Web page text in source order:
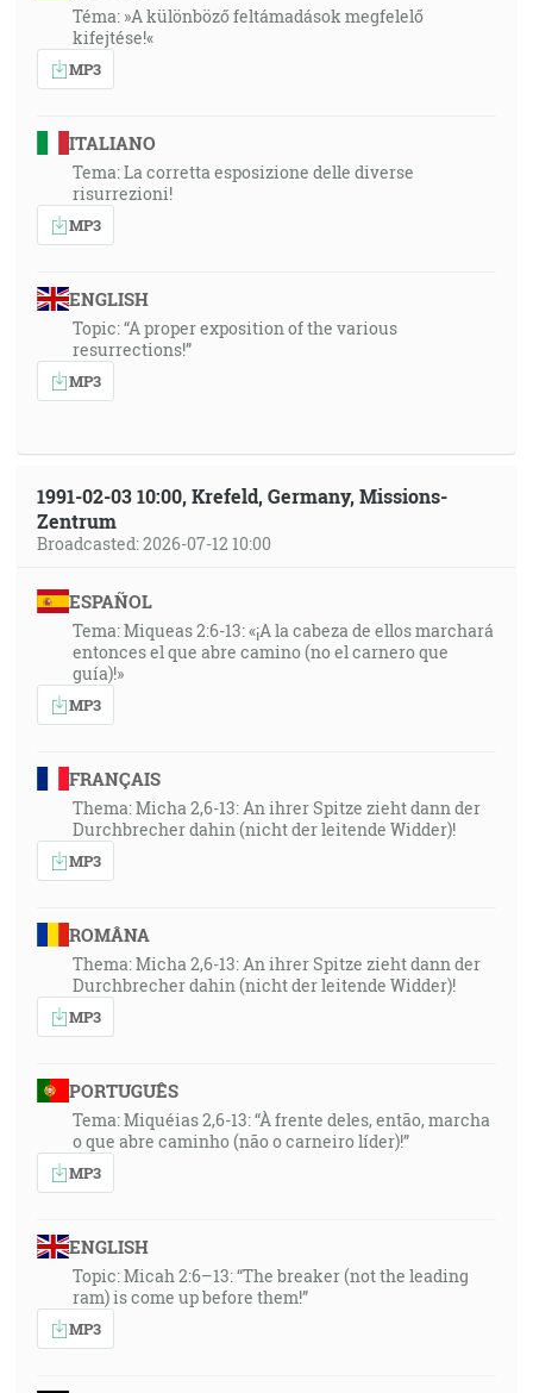
Téma: »A különböző feltámadások megfelelő
kifejtése!«
MP3
ITALIANO
Tema: La corretta esposizione delle diverse
risurrezioni!
MP3
ENGLISH
Topic: “A proper exposition of the various
resurrections!”
MP3
1991-02-03 10:00, Krefeld, Germany, Missions-
Zentrum
Broadcasted: 2026-07-12 10:00
ESPAÑOL
Tema: Miqueas 2:6-13: «¡A la cabeza de ellos marchará
entonces el que abre camino (no el carnero que
guía)!»
MP3
FRANÇAIS
Thema: Micha 2,6-13: An ihrer Spitze zieht dann der
Durchbrecher dahin (nicht der leitende Widder)!
MP3
ROMÂNA
Thema: Micha 2,6-13: An ihrer Spitze zieht dann der
Durchbrecher dahin (nicht der leitende Widder)!
MP3
PORTUGUÊS
Tema: Miquéias 2,6-13: “À frente deles, então, marcha
o que abre caminho (não o carneiro líder)!”
MP3
ENGLISH
Topic: Micah 2:6–13: “The breaker (not the leading
ram) is come up before them!”
MP3